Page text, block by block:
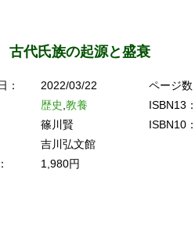
代氏族の起源と盛衰
：
2022/03/22
歴史 ,教養
篠川賢
吉川弘文館
1,980円
ページ数
ISBN13：
ISBN10：